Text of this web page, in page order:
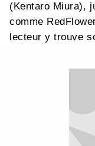
(Kentaro Miura),
comme
lecteur y trouve